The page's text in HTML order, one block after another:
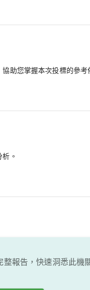
助您掌握本次投標的參考
。
整報告，快速洞悉此機